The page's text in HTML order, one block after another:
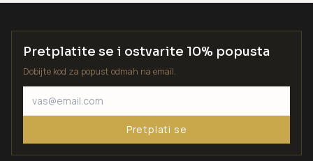
Pretplatite se i ostvarite 10% popusta
Dobijte kod za popust odmah na email.
Pretplati se